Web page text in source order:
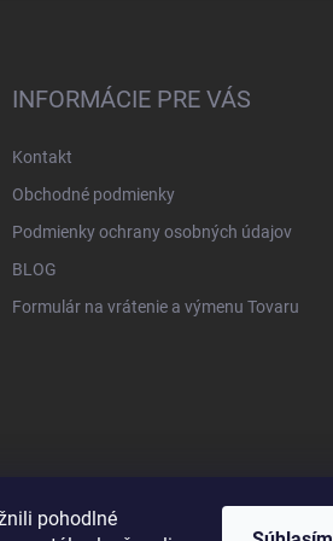
pohodlné
INFORMÁCIE PRE VÁS
Kontakt
Obchodné podmienky
Podmienky ochrany osobných údajov
BLOG
Formulár na vrátenie a výmenu Tovaru